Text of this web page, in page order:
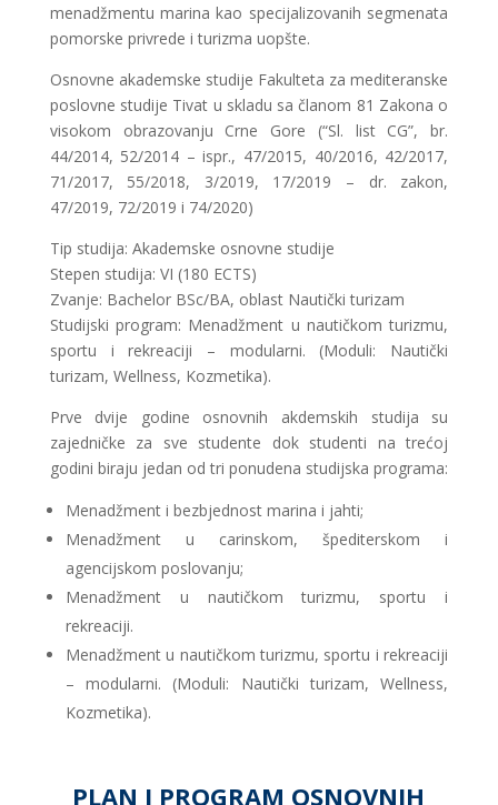
menadžmentu marina kao specijalizovanih segmenata
pomorske privrede i turizma uopšte.
Osnovne akademske studije Fakulteta za mediteranske
poslovne studije Tivat u skladu sa članom 81 Zakona o
visokom obrazovanju Crne Gore (“Sl. list CG”, br.
44/2014, 52/2014 – ispr., 47/2015, 40/2016, 42/2017,
71/2017, 55/2018, 3/2019, 17/2019 – dr. zakon,
47/2019, 72/2019 i 74/2020)
Tip studija: Akademske osnovne studije
Stepen studija: VI (180 ECTS)
Zvanje: Bachelor BSc/BA, oblast Nautički turizam
Studijski program: Menadžment u nautičkom turizmu,
sportu i rekreaciji – modularni. (Moduli: Nautički
turizam, Wellness, Kozmetika).
Prve dvije godine osnovnih akdemskih studija su
zajedničke za sve studente dok studenti na trećoj
godini biraju jedan od tri ponudena studijska programa:
Menadžment i bezbjednost marina i jahti;
Menadžment u carinskom, špediterskom i
agencijskom poslovanju;
Menadžment u nautičkom turizmu, sportu i
rekreaciji.
Menadžment u nautičkom turizmu, sportu i rekreaciji
– modularni. (Moduli: Nautički turizam, Wellness,
Kozmetika).
PLAN I PROGRAM OSNOVNIH